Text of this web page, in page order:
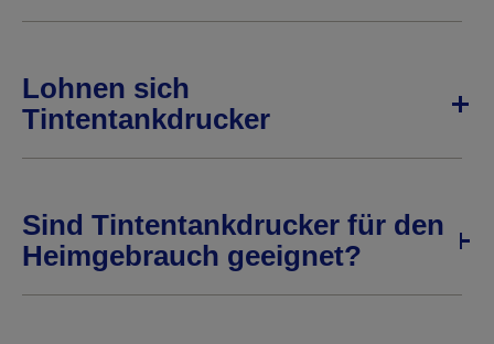
Lohnen sich
Tintentankdrucker
Sind Tintentankdrucker für den
Heimgebrauch geeignet?